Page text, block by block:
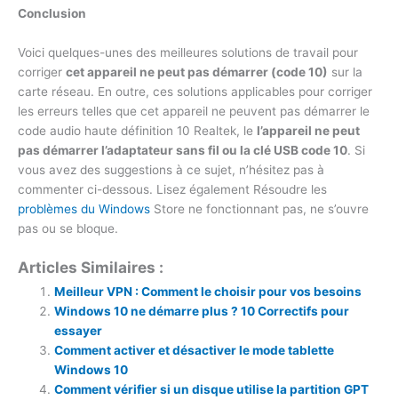
Conclusion
Voici quelques-unes des meilleures solutions de travail pour
corriger cet appareil ne peut pas démarrer (code 10) sur la
carte réseau. En outre, ces solutions applicables pour corriger
les erreurs telles que cet appareil ne peuvent pas démarrer le
code audio haute définition 10 Realtek, le l’appareil ne peut
pas démarrer l’adaptateur sans fil ou la clé USB code 10. Si
vous avez des suggestions à ce sujet, n’hésitez pas à
commenter ci-dessous. Lisez également Résoudre les
problèmes du Windows Store ne fonctionnant pas, ne s’ouvre
pas ou se bloque.
Articles Similaires :
Meilleur VPN : Comment le choisir pour vos besoins
Windows 10 ne démarre plus ? 10 Correctifs pour
essayer
Comment activer et désactiver le mode tablette
Windows 10
Comment vérifier si un disque utilise la partition GPT